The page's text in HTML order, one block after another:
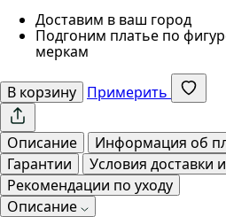
Доставим в ваш город
Подгоним платье по
меркам
В корзину Примерить
Описание Информация об
Гарантии
Условия доставки
Рекомендации по уходу
Описание